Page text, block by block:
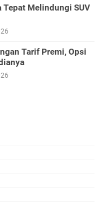
Tepat Melindungi SUV
Tarif Premi, Opsi